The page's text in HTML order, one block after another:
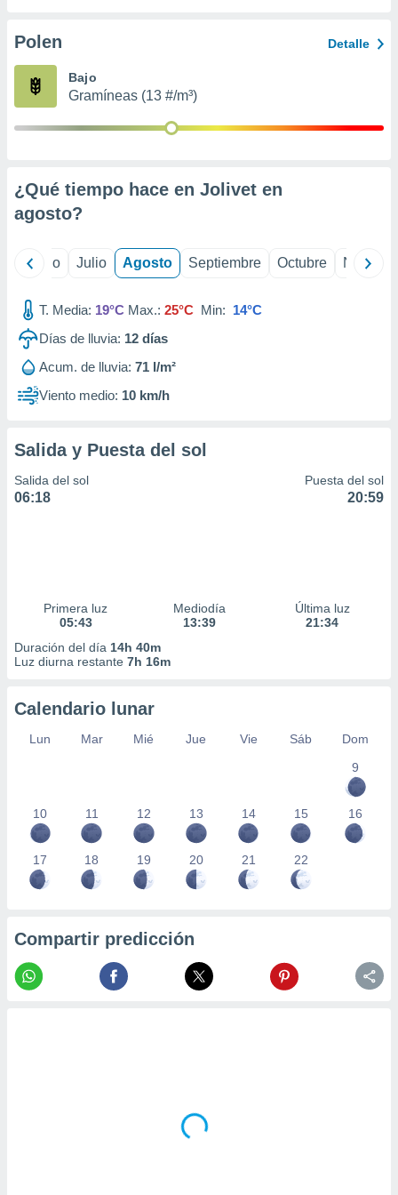
e
mediante
de
1199
Polen Detalle
Bajo
Gramíneas (13 #/m³)
¿Qué tiempo hace en Jolivet en
agosto?
Junio Julio Agosto Septiembre Octubre
T. Media: 19°C Max.: 25°C Min: 14°C
Días de lluvia: 12 días
Acum. de lluvia: 71 l/m²
Viento medio: 10 km/h
Salida y Puesta del sol
Salida del sol
06:18
Puesta del sol
20:59
Primera luz
05:43
Mediodía
13:39
Última luz
21:34
Duración del día 14h 40m
Luz diurna restante 7h 16m
Calendario lunar
Lun Mar Mié Jue Vie Sáb
Dom
9
10 11 12 13 14 15 16
17 18 19 20 21 22
Compartir predicción